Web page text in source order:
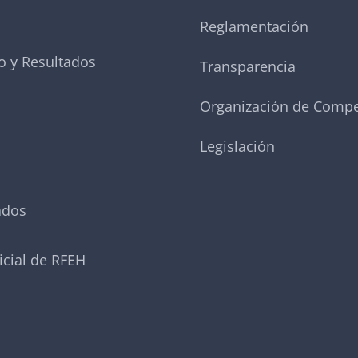
y Resultados
de RFEH
Reglamentación
Transparencia
Organización de
Legislación